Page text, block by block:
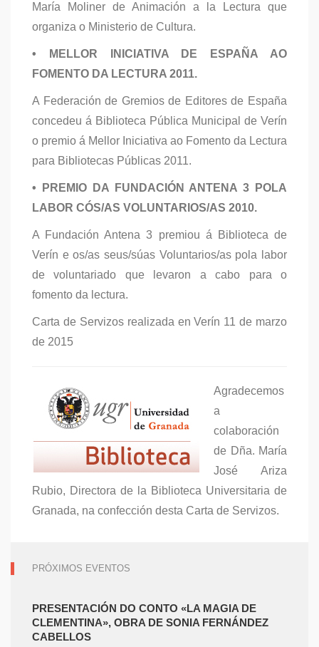
María Moliner de Animación a la Lectura que
organiza o Ministerio de Cultura.
• MELLOR INICIATIVA DE ESPAÑA AO
FOMENTO DA LECTURA 2011.
A Federación de Gremios de Editores de España
concedeu á Biblioteca Pública Municipal de Verín
o premio á Mellor Iniciativa ao Fomento da Lectura
para Bibliotecas Públicas 2011.
• PREMIO DA FUNDACIÓN ANTENA 3 POLA
LABOR CÓS/AS VOLUNTARIOS/AS 2010.
A Fundación Antena 3 premiou á Biblioteca de
Verín e os/as seus/súas Voluntarios/as pola labor
de voluntariado que levaron a cabo para o
fomento da lectura.
Carta de Servizos realizada en Verín 11 de marzo
de 2015
Agradecemos
a
colaboración
de Dña. María
José Ariza
Rubio, Directora de la Biblioteca Universitaria de
Granada, na confección desta Carta de Servizos.
PRÓXIMOS EVENTOS
PRESENTACIÓN DO CONTO «LA MAGIA DE
CLEMENTINA», OBRA DE SONIA FERNÁNDEZ
CABELLOS